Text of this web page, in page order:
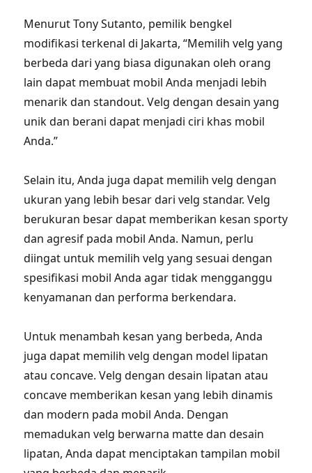
Menurut Tony Sutanto, pemilik bengkel
modifikasi terkenal di Jakarta, “Memilih velg yang
berbeda dari yang biasa digunakan oleh orang
lain dapat membuat mobil Anda menjadi lebih
menarik dan standout. Velg dengan desain yang
unik dan berani dapat menjadi ciri khas mobil
Anda.”
Selain itu, Anda juga dapat memilih velg dengan
ukuran yang lebih besar dari velg standar. Velg
berukuran besar dapat memberikan kesan sporty
dan agresif pada mobil Anda. Namun, perlu
diingat untuk memilih velg yang sesuai dengan
spesifikasi mobil Anda agar tidak mengganggu
kenyamanan dan performa berkendara.
Untuk menambah kesan yang berbeda, Anda
juga dapat memilih velg dengan model lipatan
atau concave. Velg dengan desain lipatan atau
concave memberikan kesan yang lebih dinamis
dan modern pada mobil Anda. Dengan
memadukan velg berwarna matte dan desain
lipatan, Anda dapat menciptakan tampilan mobil